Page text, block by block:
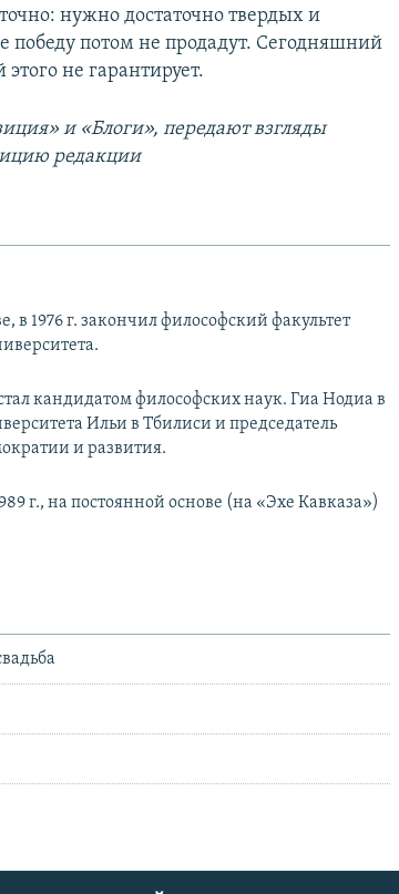
нужно достаточно твердых и
потом не продадут. Сегодняшний
не гарантирует.
и «Блоги», передают взгляды
редакции
в 1976 г. закончил философский факультет
кандидатом философских наук. Гиа Нодиа в
Ильи в Тбилиси и председатель
и развития.
г., на постоянной основе (на «Эхе Кавказа»)